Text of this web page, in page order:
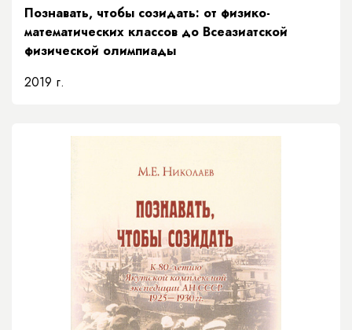
Познавать, чтобы созидать: от физико-
математических классов до Всеазиатской
физической олимпиады
2019 г.